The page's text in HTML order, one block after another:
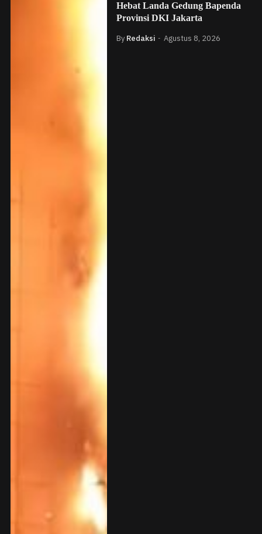
Hebat Landa Gedung Bapenda
Provinsi DKI Jakarta
By Redaksi Agustus 8, 2026